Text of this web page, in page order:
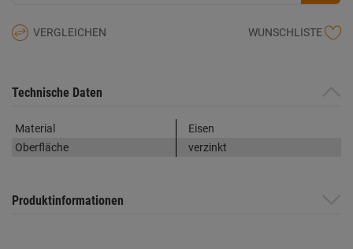
VERGLEICHEN WUNSCHLISTE
Technische Daten
Material
Eisen
Oberfläche
verzinkt
Produktinformationen